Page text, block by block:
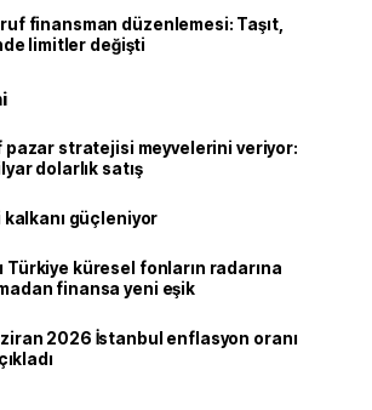
finansman düzenlemesi: Taşıt,
limitler değişti
stratejisi meyvelerini veriyor:
dolarlık satış
kalkanı güçleniyor
Türkiye küresel fonların radarına
finansa yeni eşik
2026 İstanbul enflasyon oranı